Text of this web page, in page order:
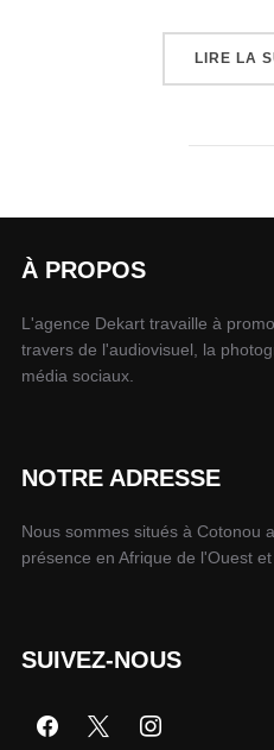
LIRE LA
À PROPOS
L'agence Dekart travaille à
travers de l'audiovisuel, la
média sociaux.
NOTRE ADRESSE
Nous sommes situés à Cotonou
présence en Afrique de l'Ouest et
SUIVEZ-NOUS